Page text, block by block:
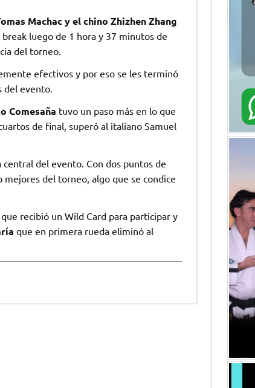
Machac y el chino Zhizhen Zhang
luego de 1 hora y 37 minutos de
del torneo.
efectivos y por eso se les terminó
del evento.
Comesaña tuvo un paso más en lo que
de final, superó al italiano Samuel
del evento. Con dos puntos de
del torneo, algo que se condice
recibió un Wild Card para participar y
que en primera rueda eliminó al